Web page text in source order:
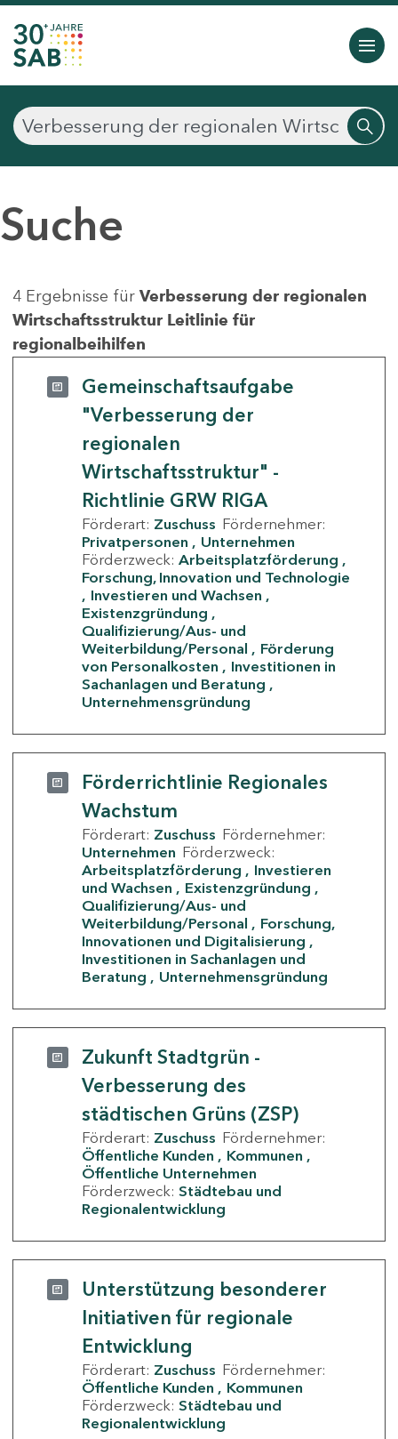
Suche
4 Ergebnisse für Verbesserung der regionalen
Wirtschaftsstruktur Leitlinie für
regionalbeihilfen
Gemeinschaftsaufgabe
"Verbesserung der
regionalen
Wirtschaftsstruktur" -
Richtlinie GRW RIGA
Förderart: Zuschuss Fördernehmer:
Privatpersonen
Unternehmen
Förderzweck: Arbeitsplatzförderung
Forschung, Innovation und Technologie
Investieren und Wachsen
Existenzgründung
Qualifizierung/Aus- und
Weiterbildung/Personal
Förderung
von Personalkosten
Investitionen in
Sachanlagen und Beratung
Unternehmensgründung
Förderrichtlinie Regionales
Wachstum
Förderart: Zuschuss Fördernehmer:
Unternehmen Förderzweck:
Arbeitsplatzförderung
Investieren
und Wachsen
Existenzgründung
Qualifizierung/Aus- und
Weiterbildung/Personal
Forschung,
Innovationen und Digitalisierung
Investitionen in Sachanlagen und
Beratung
Unternehmensgründung
Zukunft Stadtgrün -
Verbesserung des
städtischen Grüns (ZSP)
Förderart: Zuschuss Fördernehmer:
Öffentliche Kunden
Kommunen
Öffentliche Unternehmen
Förderzweck: Städtebau und
Regionalentwicklung
Unterstützung besonderer
Initiativen für regionale
Entwicklung
Förderart: Zuschuss Fördernehmer:
Öffentliche Kunden
Kommunen
Förderzweck: Städtebau und
Regionalentwicklung